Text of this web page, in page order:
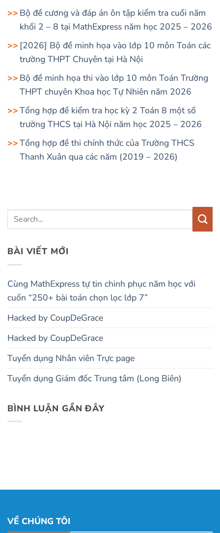
Bộ đề cương và đáp án ôn tập kiểm tra cuối năm
khối 2 – 8 tại MathExpress năm học 2025 – 2026
[2026] Bộ đề minh họa vào lớp 10 môn Toán các
trường THPT Chuyên tại Hà Nội
Bộ đề minh họa thi vào lớp 10 môn Toán Trường
THPT chuyên Khoa học Tự Nhiên năm 2026
Tổng hợp đề kiểm tra học kỳ 2 Toán 8 một số
trường THCS tại Hà Nội năm học 2025 – 2026
Tổng hợp đề thi chính thức của Trường THCS
Thanh Xuân qua các năm (2019 – 2026)
BÀI VIẾT MỚI
Cùng MathExpress tự tin chinh phục năm học với
cuốn “250+ bài toán chọn lọc lớp 7”
Hacked by CoupDeGrace
Hacked by CoupDeGrace
Tuyển dụng Nhân viên Trực page
Tuyển dụng Giám đốc Trung tâm (Long Biên)
BÌNH LUẬN GẦN ĐÂY
VỀ CHÚNG TÔI